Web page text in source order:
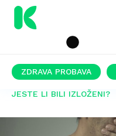
ZDRAVA PROBAVA
JESTE LI BILI IZLOŽENI?